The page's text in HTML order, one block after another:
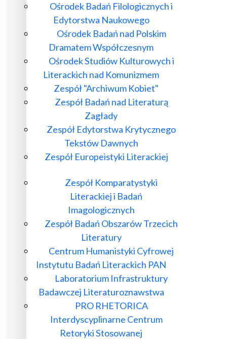
Ośrodek Badań Filologicznych i
Edytorstwa Naukowego
Ośrodek Badań nad Polskim
Dramatem Współczesnym
Ośrodek Studiów Kulturowych i
Literackich nad Komunizmem
Zespół "Archiwum Kobiet"
Zespół Badań nad Literaturą
Zagłady
Zespół Edytorstwa Krytycznego
Tekstów Dawnych
Zespół Europeistyki Literackiej
Zespół Komparatystyki
Literackiej i Badań
Imagologicznych
Zespół Badań Obszarów Trzecich
Literatury
Centrum Humanistyki Cyfrowej
Instytutu Badań Literackich PAN
Laboratorium Infrastruktury
Badawczej Literaturoznawstwa
PRO RHETORICA
Interdyscyplinarne Centrum
Retoryki Stosowanej